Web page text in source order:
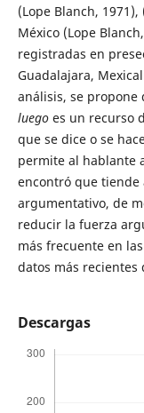
(Lope Blanch,
México (Lope
registradas en
Guadalajara,
análisis, se propone
luego es un recurso
que se dice o se
permite al hablante
encontró que tiende
argumentativo, de
reducir la fuerza
más frecuente en
datos más recientes
Descargas